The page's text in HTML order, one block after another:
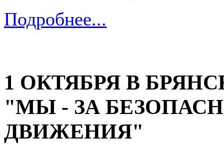
Подробнее...
1 ОКТЯБРЯ В
"МЫ - ЗА
ДВИЖЕНИЯ"